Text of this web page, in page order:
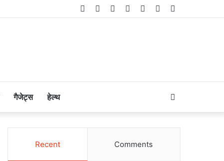
Telegram
Instagram
YouTube
LinkedIn
Twitter
Facebook
गैजेट्स हेल्थ
for
Recent Comments